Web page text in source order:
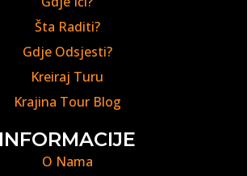
Šta Raditi?
Gdje Odsjesti?
Kreiraj Turu
Krajina Tour Blog
INFORMACIJE
O Nama